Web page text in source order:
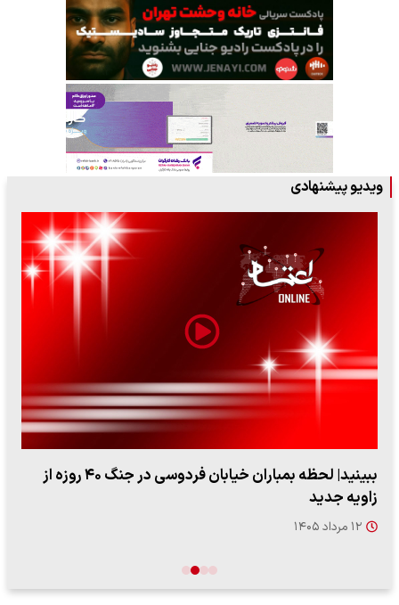
ویدیو پیشنهادی
اعتراض روزنامه اطلاعات از حملات به عادل فردوسی‌پور /
چرا می‌خواهید…
۱۲ مرداد ۱۴۰۵